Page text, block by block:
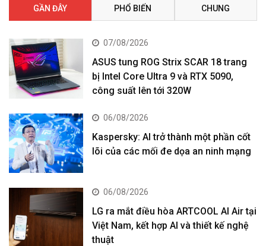
GẦN ĐÂY PHỔ BIẾN CHUNG
07/08/2026
ASUS tung ROG Strix SCAR 18 trang
bị Intel Core Ultra 9 và RTX 5090,
công suất lên tới 320W
06/08/2026
Kaspersky: AI trở thành một phần cốt
lõi của các mối đe dọa an ninh mạng
06/08/2026
LG ra mắt điều hòa ARTCOOL AI Air tại
Việt Nam, kết hợp AI và thiết kế nghệ
thuật